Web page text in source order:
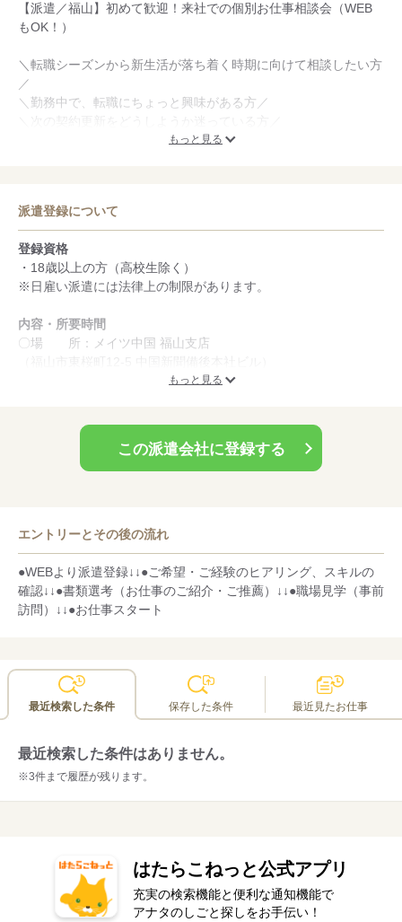
【派遣／福山】初めて歓迎！来社での個別お仕事相談会（WEB
もOK！）
＼転職シーズンから新生活が落ち着く時期に向けて相談したい方
／
＼勤務中で、転職にちょっと興味がある方／
＼次の契約更新をどうしようか迷っている方／
「派遣の仕組みから教えてほしい。」
「仕事探しの悩みを相談したい。」
「働き方の選択肢を広げたい」など
お一人ずつの個別相談だから安心。
履歴書不要／駐車場あり／私服OK！
来社が難しい場合は、Webや電話での相談も可能です。
もっと見る
派遣登録について
登録資格
・18歳以上の方（高校生除く）
※日雇い派遣には法律上の制限があります。
内容・所要時間
〇場 所：メイツ中国 福山支店
〇日 時：月～金 10：00～／13：15～／15：00～ ／17：
〇所要時間：45～60分程度（Web・電話は30分～）
〇お申込み：予約制（福山支店 0120-98-2460）
〇来社の際のお持ち物：ご本人確認ができる書類（免許証等）
※WEB面談際は面談時にご提示ください。
もっと見る
この派遣会社に登録する
エントリーとその後の流れ
●WEBより派遣登録↓↓●ご希望・ご経験のヒアリング、スキルの
確認↓↓●書類選考（お仕事のご紹介・ご推薦）↓↓●職場見学（事前
訪問）↓↓●お仕事スタート
最近検索した条件 保存した条件 最近見たお仕事
最近検索した条件はありません。
※3件まで履歴が残ります。
はたらこねっと公式アプリ
充実の検索機能と便利な通知機能で
アナタのしごと探しをお手伝い！